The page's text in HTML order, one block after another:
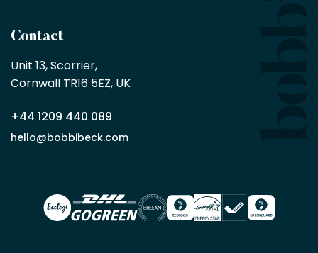
sans
minimum
en
partenaire
commercial
Demander
un compte
Contact
Unit 13, Scorrier,
Cornwall TR16 5EZ, UK
+44 1209 440 089
hello@bobbibeck.com